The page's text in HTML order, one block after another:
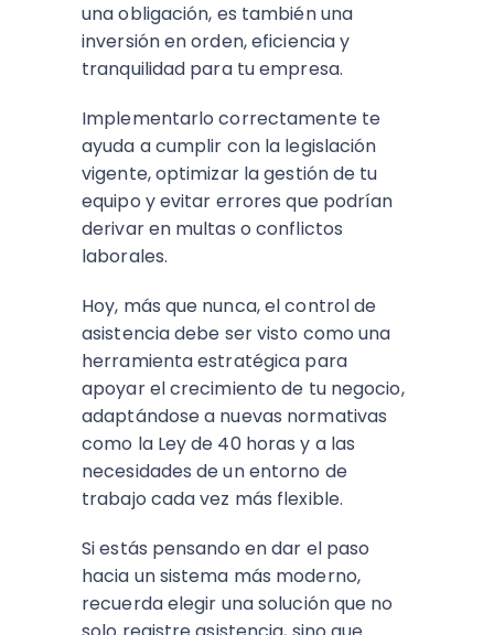
una obligación, es también una
inversión en orden, eficiencia y
tranquilidad para tu empresa.
Implementarlo correctamente te
ayuda a cumplir con la legislación
vigente, optimizar la gestión de tu
equipo y evitar errores que podrían
derivar en multas o conflictos
laborales.
Hoy, más que nunca, el control de
asistencia debe ser visto como una
herramienta estratégica para
apoyar el crecimiento de tu negocio,
adaptándose a nuevas normativas
como la Ley de 40 horas y a las
necesidades de un entorno de
trabajo cada vez más flexible.
Si estás pensando en dar el paso
hacia un sistema más moderno,
recuerda elegir una solución que no